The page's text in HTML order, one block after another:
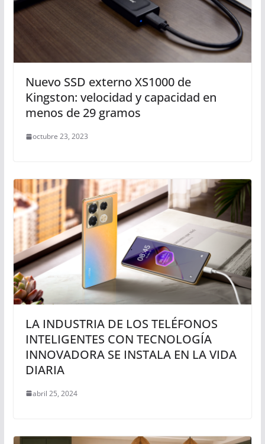
Nuevo SSD externo XS1000 de
Kingston: velocidad y capacidad en
menos de 29 gramos
octubre 23, 2023
LA INDUSTRIA DE LOS TELÉFONOS
INTELIGENTES CON TECNOLOGÍA
INNOVADORA SE INSTALA EN LA VIDA
DIARIA
abril 25, 2024